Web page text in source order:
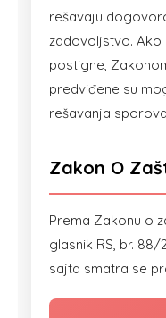
rešavaju
zadovoljstvo. Ako
postigne,
predviđene su
rešavanja
Zakon O
Prema Zakonu o
glasnik RS, br.
sajta smatra se